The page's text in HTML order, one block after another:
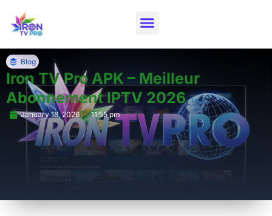
content
Blog
Iron TV Pro APK – Meilleur
Abonnement IPTV 2026
January 18, 2026 11:55 pm